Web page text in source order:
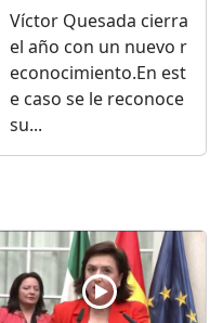
Víctor Quesada cierra
el año con un nuevo r
econocimiento.En est
e caso se le reconoce
su...